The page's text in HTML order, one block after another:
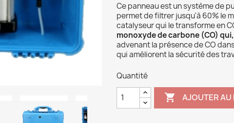
Ce panneau est un système de
permet de filtrer jusqu'à 60% le
catalyseur qui le transforme en
monoxyde de carbone (CO)
advenant la présence de CO
qui améliorent la sécurité des
Quantité
 AJOUTER AU